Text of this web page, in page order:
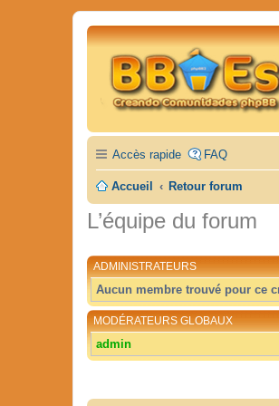
Accès rapide FAQ
Accueil Retour forum
L’équipe du forum
ADMINISTRATEURS
Aucun membre trouvé pour ce
MODÉRATEURS GLOBAUX
admin